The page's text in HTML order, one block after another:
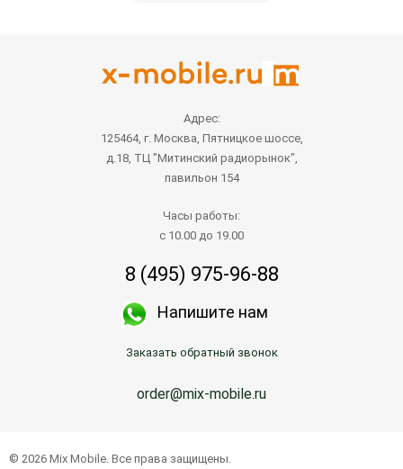
Адрес:
125464, г. Москва, Пятницкое шоссе,
д.18, ТЦ "Митинский радиорынок",
павильон 154
Часы работы:
с 10.00 до 19.00
8 (495) 975-96-88
Напишите нам
Заказать обратный звонок
order@mix-mobile.ru
© 2026 Mix Mobile. Все права защищены.